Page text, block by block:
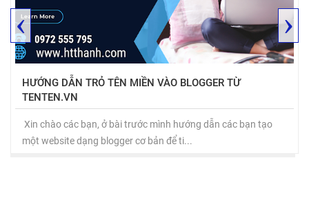
HƯỚNG DẪN TRỎ TÊN MIỀN VÀO BLOGGER TỪ
TENTEN.VN
Xin chào các bạn, ở bài trước mình hướng dẫn các bạn tạo
một website dạng blogger cơ bản để ti...
‹ ›